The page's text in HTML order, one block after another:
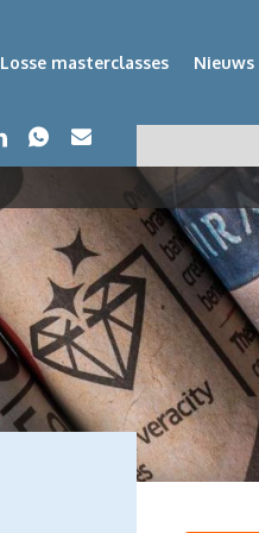
Losse masterclasses Nieuws
LinkedInWhatsapp